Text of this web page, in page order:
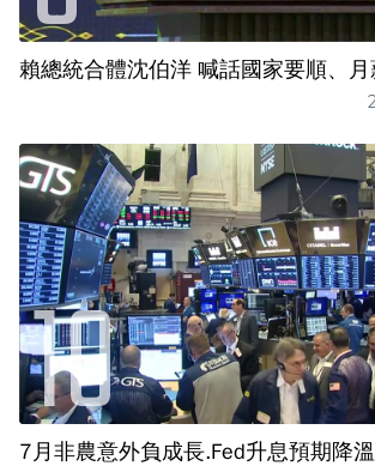
賴總統合體沈伯洋 喊話國家要順、
7月非農意外負成長.Fed升息預期降